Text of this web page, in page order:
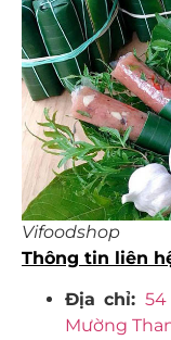
Vifoodshop
Thông tin liên
Địa chỉ:
Mường